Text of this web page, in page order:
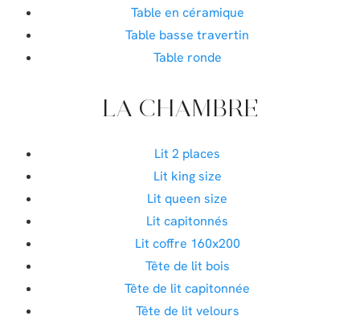
Table en céramique
Table basse travertin
Table ronde
LA CHAMBRE
Lit 2 places
Lit king size
Lit queen size
Lit capitonnés
Lit coffre 160x200
Tête de lit bois
Tête de lit capitonnée
Tête de lit velours